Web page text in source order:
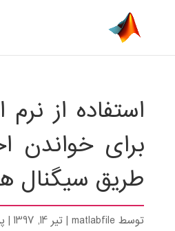
برای خواندن
طریق سیگنال
توسطmatlabfile
|تیر 14, 1397 |